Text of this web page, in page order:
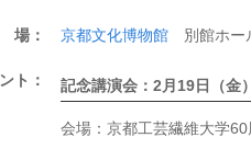
： 京都文化博物館 別館ホー
ト： 記念講演会：2月19日（金
会場：京都工芸繊維大学